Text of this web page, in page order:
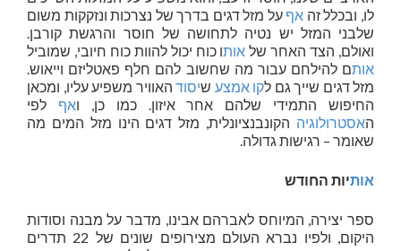
לו, ובכלל זה אף על מזל דגים בדרך של נצרכות ונזקקות משום
שלבני המזל יש נטיה לתחושה של חוסר והרגשת קורבן.
ואולם, הצד האחר של אותו כוח יכול להוות כוח חיובי, שמוביל
אותם להילחם עבור מה שחשוב להם חלף פאטליזם וייאוש.
מזל דגים שייך גם לקו אמצע שיסוד האוויר משפיע עליו, ומכאן
החיפוש התמידי שלהם אחר איזון. כמו כן, ואף לפי
האסטרולוגיה הקונבנציונלית, מזל דגים הינו מזל המים מה
שאומר – רגישות גדולה.
אותיות החודש
ספר יצירה, המיוחס לאברהם אבינו, מדבר על מבנה וסודות
היקום, ולפיו נברא העולם מצירופים שונים של 22 תדרים